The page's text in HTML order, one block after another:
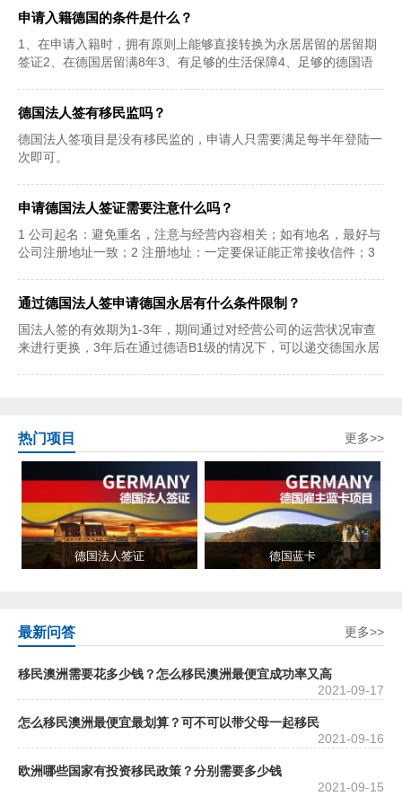
申请入籍德国的条件是什么？
1、在申请入籍时，拥有原则上能够直接转换为永居居留的居留期
签证2、在德国居留满8年3、有足够的生活保障4、足够的德国语
德国法人签有移民监吗？
德国法人签项目是没有移民监的，申请人只需要满足每半年登陆一
次即可。
申请德国法人签证需要注意什么吗？
1 公司起名：避免重名，注意与经营内容相关；如有地名，最好与
公司注册地址一致；2 注册地址：一定要保证能正常接收信件；3
通过德国法人签申请德国永居有什么条件限制？
国法人签的有效期为1-3年，期间通过对经营公司的运营状况审查
来进行更换，3年后在通过德语B1级的情况下，可以递交德国永居
热门项目 更多>>
德国法人签证 德国蓝卡
最新问答 更多>>
移民澳洲需要花多少钱？怎么移民澳洲最便宜成功率又高
2021-09-17
怎么移民澳洲最便宜最划算？可不可以带父母一起移民
2021-09-16
欧洲哪些国家有投资移民政策？分别需要多少钱
2021-09-15